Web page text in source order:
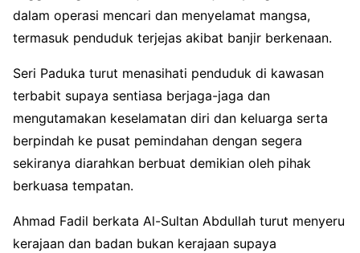
dalam operasi mencari dan menyelamat mangsa,
termasuk penduduk terjejas akibat banjir berkenaan.
Seri Paduka turut menasihati penduduk di kawasan
terbabit supaya sentiasa berjaga-jaga dan
mengutamakan keselamatan diri dan keluarga serta
berpindah ke pusat pemindahan dengan segera
sekiranya diarahkan berbuat demikian oleh pihak
berkuasa tempatan.
Ahmad Fadil berkata Al-Sultan Abdullah turut menyeru
kerajaan dan badan bukan kerajaan supaya